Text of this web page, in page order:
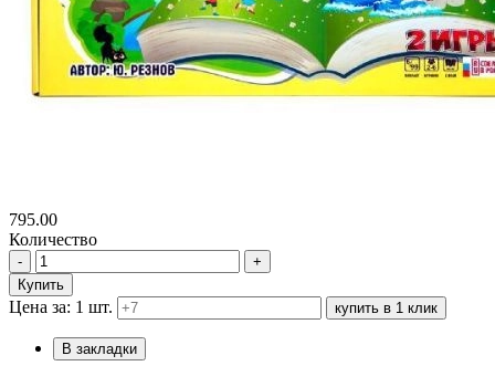
795.00
Количество
-
+
Купить
Цена за: 1 шт. купить в 1 клик
В закладки